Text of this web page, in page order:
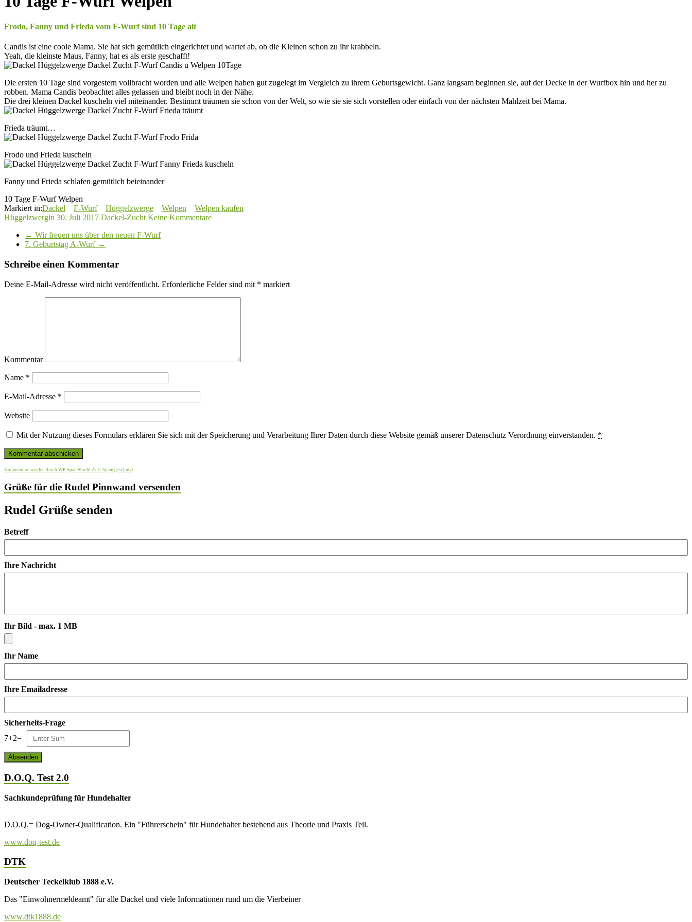
Frodo, Fanny und Frieda vom F-Wurf sind 10 Tage alt
Candis ist eine coole Mama. Sie hat sich gemütlich eingerichtet und wartet ab, ob die Kleinen schon zu ihr krabbeln.
Yeah, die kleinste Maus, Fanny, hat es als erste geschafft!
Die ersten 10 Tage sind vorgestern vollbracht worden und alle Welpen haben gut zugelegt im Vergleich zu ihrem Geburtsgewicht. Ganz langsam beginnen sie, auf der Decke in der Wurfbox hin und her zu
robben. Mama Candis beobachtet alles gelassen und bleibt noch in der Nähe.
Die drei kleinen Dackel kuscheln viel miteinander. Bestimmt träumen sie schon von der Welt, so wie sie sie sich vorstellen oder einfach von der nächsten Mahlzeit bei Mama.
Frieda träumt…
Frodo und Frieda kuscheln
Fanny und Frieda schlafen gemütlich beieinander
10 Tage F-Wurf Welpen
Markiert in:Dackel F-Wurf Hüggelzwerge Welpen
Welpen kaufen
Hüggelzwergin 30. Juli 2017 Dackel-Zucht Keine Kommentare
← Wir freuen uns über den neuen F-Wurf
7. Geburtstag A-Wurf →
Schreibe einen Kommentar
Deine E-Mail-Adresse wird nicht veröffentlicht. Erforderliche Felder sind mit * markiert
Kommentar
Name *
E-Mail-Adresse *
Website
Mit der Nutzung dieses Formulars erklären Sie sich mit der Speicherung und Verarbeitung Ihrer Daten durch diese Website gemäß unserer Datenschutz Verordnung einverstanden. *
Kommentare werden durch WP-SpamShield Anti-Spam geschützt
Grüße für die Rudel Pinnwand versenden
Rudel Grüße senden
Betreff
Ihre Nachricht
Ihr Bild - max. 1 MB
Ihr Name
Ihre Emailadresse
Sicherheits-Frage
7+2=
D.O.Q. Test 2.0
Sachkundeprüfung für Hundehalter
D.O.Q.= Dog-Owner-Qualification. Ein "Führerschein" für Hundehalter bestehend aus Theorie und Praxis Teil.
www.doq-test.de
DTK
Deutscher Teckelklub 1888 e.V.
Das "Einwohnermeldeamt" für alle Dackel und viele Informationen rund um die Vierbeiner
www.dtk1888.de